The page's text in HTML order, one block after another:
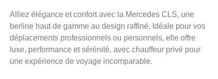
Alliez élégance et confort avec la Mercedes CLS, une
berline haut de gamme au design raffiné. Idéale pour vos
déplacements professionnels ou personnels, elle offre
luxe, performance et sérénité, avec chauffeur privé pour
une expérience de voyage incomparable.